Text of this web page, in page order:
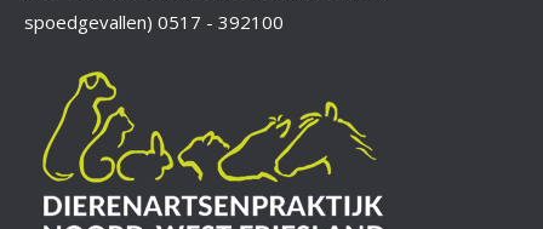
spoedgevallen) 0517 - 392100